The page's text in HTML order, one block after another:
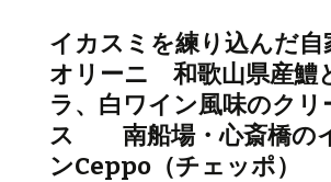
イカスミを練り込んだ自
オリーニ 和歌山県産鱧
ラ、白ワイン風味のクリ
ス 南船場・心斎橋の
ンCeppo（チェッポ）